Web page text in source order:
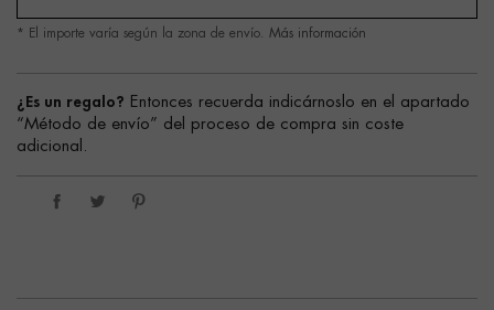
* El importe varía según la zona de envío. Más información
¿Es un regalo? Entonces recuerda indicárnoslo en el apartado
“Método de envío” del proceso de compra sin coste
adicional.